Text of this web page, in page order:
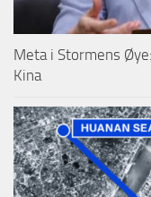
Meta i Stormens
Kina